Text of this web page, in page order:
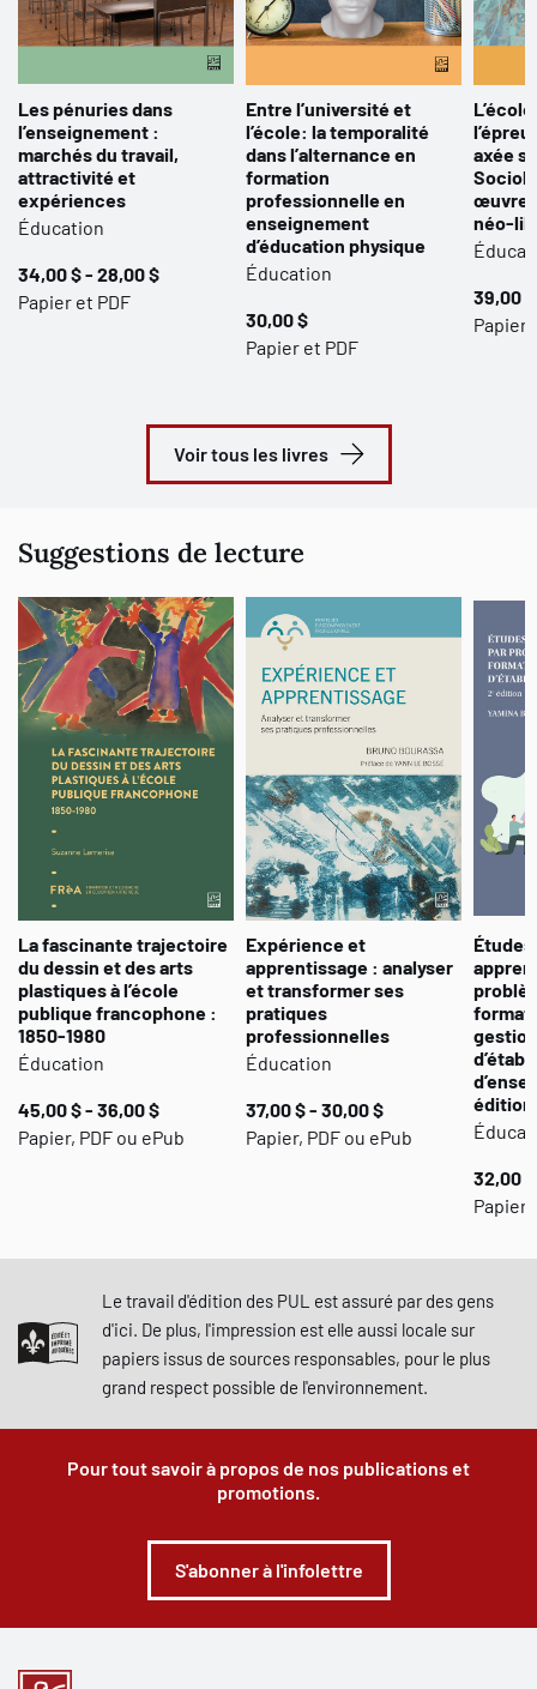
Les pénuries dans
l’enseignement :
marchés du travail,
attractivité et
expériences
Éducation
34,00 $ - 28,00 $
Papier et PDF
Entre l’université et
l’école: la temporalité
dans l’alternance en
formation
professionnelle en
enseignement
d’éducation physique
Éducation
30,00 $
Papier et PDF
axée
œuvre
néo-
39,00 $
Papier
Voir tous les livres
Suggestions de lecture
La fascinante trajectoire
du dessin et des arts
plastiques à l’école
publique francophone :
1850-1980
Éducation
45,00 $ - 36,00 $
Papier, PDF ou ePub
Expérience et
apprentissage : analyser
et transformer ses
pratiques
professionnelles
Éducation
37,00 $ - 30,00 $
Papier, PDF ou ePub
32,00
Papier,
Le travail d'édition des PUL est assuré par des gens
d'ici. De plus, l'impression est elle aussi locale sur
papiers issus de sources responsables, pour le plus
grand respect possible de l'environnement.
Pour tout savoir à propos de nos publications et
promotions.
S'abonner à l'infolettre